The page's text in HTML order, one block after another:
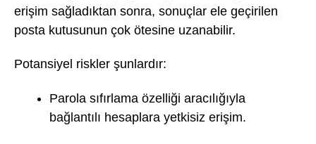
erişim sağladıktan sonra, sonuçlar ele geçirilen
posta kutusunun çok ötesine uzanabilir.
Potansiyel riskler şunlardır:
Parola sıfırlama özelliği aracılığıyla
bağlantılı hesaplara yetkisiz erişim.